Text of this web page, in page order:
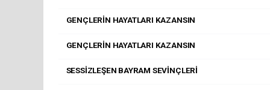
GENÇLERİN HAYATLARI KAZANSIN
GENÇLERİN HAYATLARI KAZANSIN
SESSİZLEŞEN BAYRAM SEVİNÇLERİ